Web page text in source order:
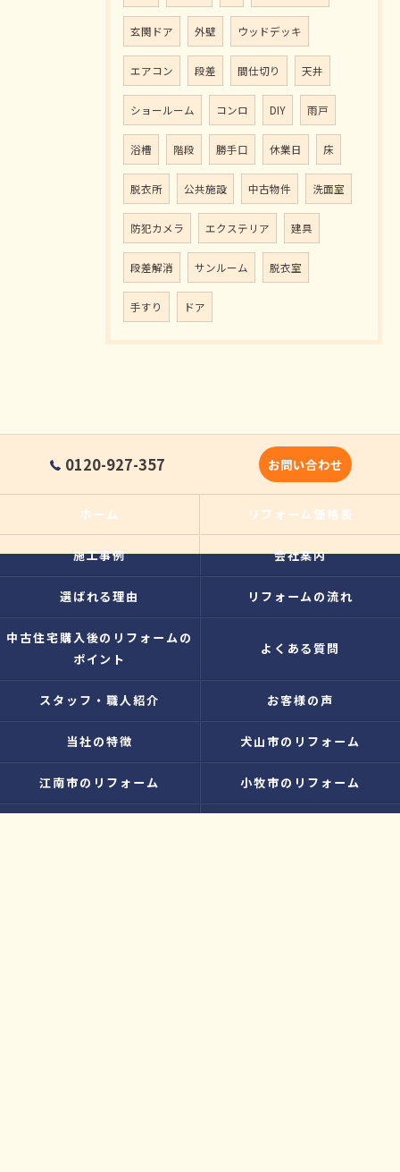
玄関ドア 外壁 ウッドデッキ
エアコン 段差 間仕切り 天井
ショールーム コンロ DIY 雨戸
浴槽 階段 勝手口 休業日 床
脱衣所 公共施設 中古物件 洗面室
防犯カメラ エクステリア 建具
段差解消 サンルーム 脱衣室
手すり ドア
0120-927-357 お問い合わせ
ホーム リフォーム価格表
施工事例 会社案内
選ばれる理由 リフォームの流れ
中古住宅購入後のリフォームの
ポイント
よくある質問
スタッフ・職人紹介 お客様の声
当社の特徴 犬山市のリフォーム
江南市のリフォーム 小牧市のリフォーム